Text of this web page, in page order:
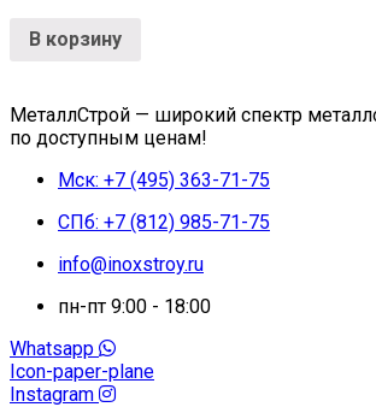
В корзину
МеталлСтрой — широкий спектр
по доступным ценам!
Мск: +7 (495) 363-71-75
СПб: +7 (812) 985-71-75
info@inoxstroy.ru
пн-пт 9:00 - 18:00
Whatsapp
Icon-paper-plane
Instagram